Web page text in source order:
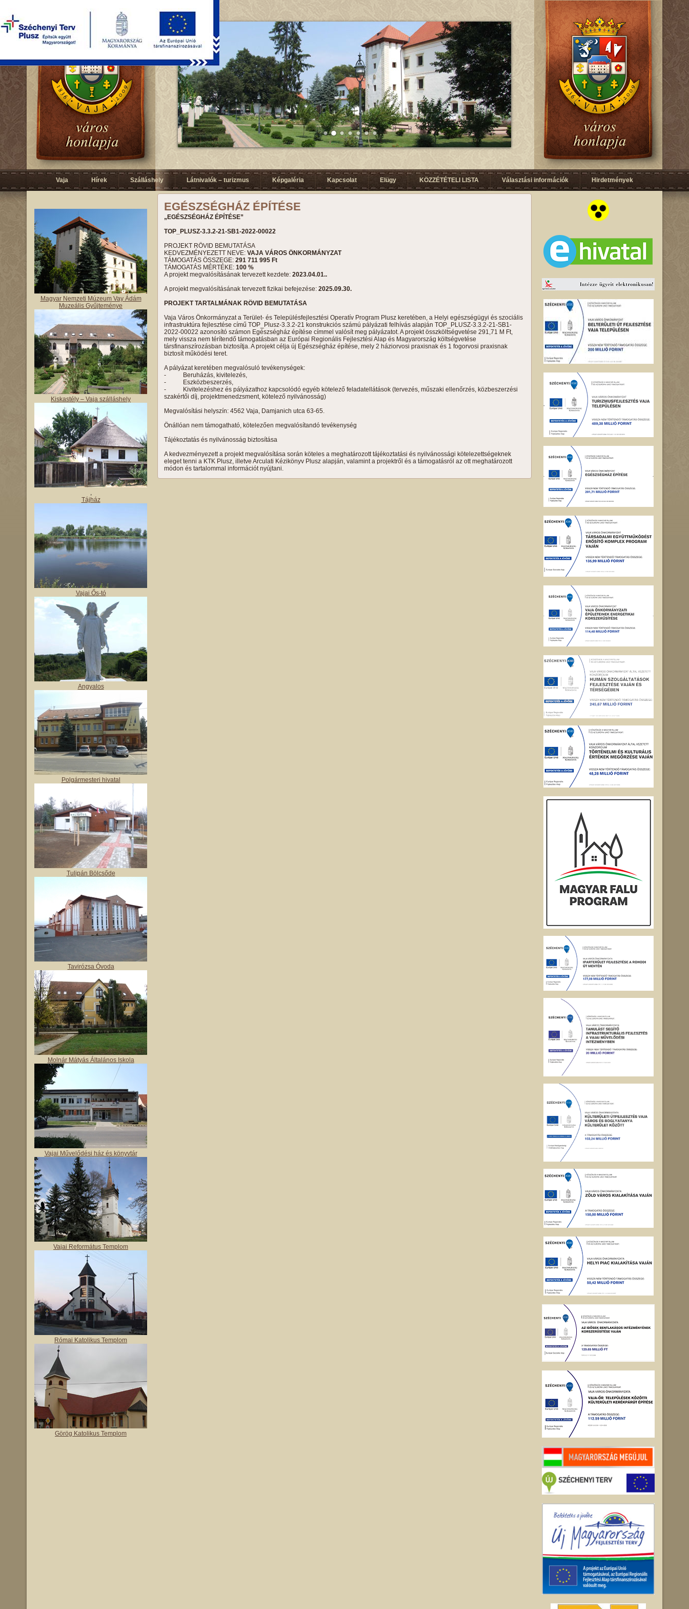
Vaja Hírek Szálláshely Látnivalók – turizmus Képgaléria Kapcsolat Elügy KÖZZÉTÉTELI LISTA Választási információk Hirdetmények
Magyar Nemzeti Múzeum Vay Ádám
Muzeális Gyűjteménye
Kiskastély – Vaja szálláshely
,
Tájház
Vajai Ős-tó
Angyalos
Polgármesteri hivatal
Tulipán Bölcsőde
Tavirózsa Óvoda
Molnár Mátyás Általános Iskola
Vajai Művelődési ház és könyvtár
Vajai Református Templom
Római Katolikus Templom
Görög Katolikus Templom
EGÉSZSÉGHÁZ ÉPÍTÉSE
„EGÉSZSÉGHÁZ ÉPÍTÉSE”
TOP_PLUSZ-3.3.2-21-SB1-2022-00022
PROJEKT RÖVID BEMUTATÁSA
KEDVEZMÉNYEZETT NEVE: VAJA VÁROS ÖNKORMÁNYZAT
TÁMOGATÁS ÖSSZEGE: 291 711 995 Ft
TÁMOGATÁS MÉRTÉKE: 100 %
A projekt megvalósításának tervezett kezdete: 2023.04.01..
A projekt megvalósításának tervezett fizikai befejezése: 2025.09.30.
PROJEKT TARTALMÁNAK RÖVID BEMUTATÁSA
Vaja Város Önkormányzat a Terület- és Településfejlesztési Operatív Program Plusz keretében, a Helyi egészségügyi és szociális
infrastruktúra fejlesztése című TOP_Plusz-3.3.2-21 konstrukciós számú pályázati felhívás alapján TOP_PLUSZ-3.3.2-21-SB1-
2022-00022 azonosító számon Egészségház építése címmel valósít meg pályázatot. A projekt összköltségvetése 291,71 M Ft,
mely vissza nem térítendő támogatásban az Európai Regionális Fejlesztési Alap és Magyarország költségvetése
társfinanszírozásban biztosítja. A projekt célja új Egészségház építése, mely 2 háziorvosi praxisnak és 1 fogorvosi praxisnak
biztosít működési teret.
A pályázat keretében megvalósuló tevékenységek:
- Beruházás, kivitelezés,
- Eszközbeszerzés,
- Kivitelezéshez és pályázathoz kapcsolódó egyéb kötelező feladatellátások (tervezés, műszaki ellenőrzés, közbeszerzési
szakértői díj, projektmenedzsment, kötelező nyilvánosság)
Megvalósítási helyszín: 4562 Vaja, Damjanich utca 63-65.
Önállóan nem támogatható, kötelezően megvalósítandó tevékenység
Tájékoztatás és nyilvánosság biztosítása
A kedvezményezett a projekt megvalósítása során köteles a meghatározott tájékoztatási és nyilvánossági kötelezettségeknek
eleget tenni a KTK Plusz, illetve Arculati Kézikönyv Plusz alapján, valamint a projektről és a támogatásról az ott meghatározott
módon és tartalommal információt nyújtani.